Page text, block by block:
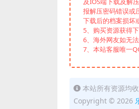
报解压密码错误或
下载后的档案损坏
5、购买资源获得
6、海外网友如无
7、本站客服唯一
本站所有资源均
Copyright © 2026